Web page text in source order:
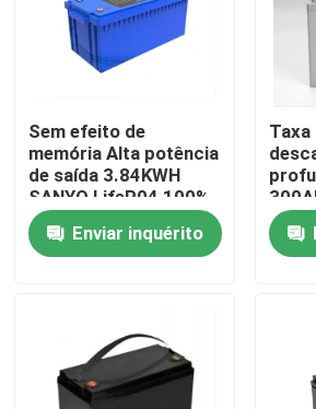
Casa
Produtos
Sobre nós
Sem efeito de
memória Alta potência
de saída 3.84KWH
SANYO LifeP04 100%
DOD com monitor
para sistemas
domésticos de
Enviar inquérito
Taxa